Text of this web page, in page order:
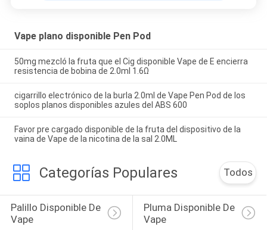
Vape plano disponible Pen Pod
50mg mezcló la fruta que el Cig disponible Vape de E encierra
resistencia de bobina de 2.0ml 1.6Ω
cigarrillo electrónico de la burla 2.0ml de Vape Pen Pod de los
soplos planos disponibles azules del ABS 600
Favor pre cargado disponible de la fruta del dispositivo de la
vaina de Vape de la nicotina de la sal 2.0ML
Categorías Populares Todos
Palillo Disponible De
Vape
Pluma Disponible De
Vape